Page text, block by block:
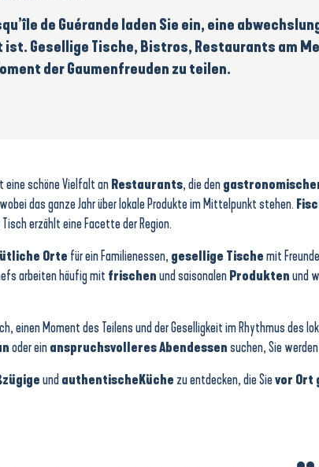
de Guérande laden Sie ein, eine
ist. Gesellige Tische, Bistros, Restaurants am
der Gaumenfreuden zu teilen.
eine schöne Vielfalt anRestaurants, die den
das ganze Jahr über lokale Produkte im Mittelpunkt stehen.
erzählt eine Facette der Region.
Orte für ein Familienessen, gesellige Tischemit
arbeiten häufig mit frischenund saisonalenProduktenund
einen Moment des Teilens und der Geselligkeit im Rhythmus des
oder einanspruchsvolleres Abendessensuchen, Sie
und authentischeKüche zu entdecken, die Sievor Ort